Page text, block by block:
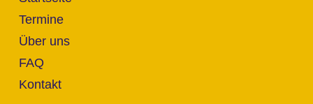
Termine
Über uns
FAQ
Kontakt